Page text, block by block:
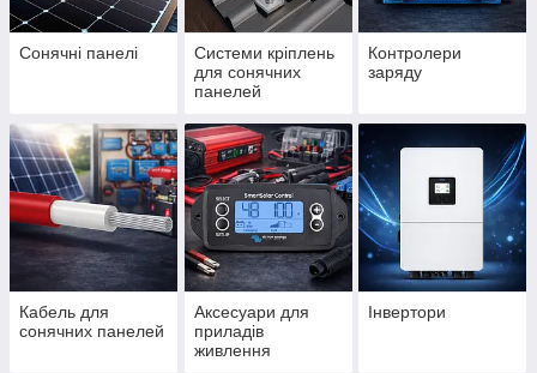
Сонячні панелі
Системи кріплень
для сонячних
панелей
Контролери
заряду
Кабель для
сонячних панелей
Аксесуари для
приладів
живлення
Інвертори